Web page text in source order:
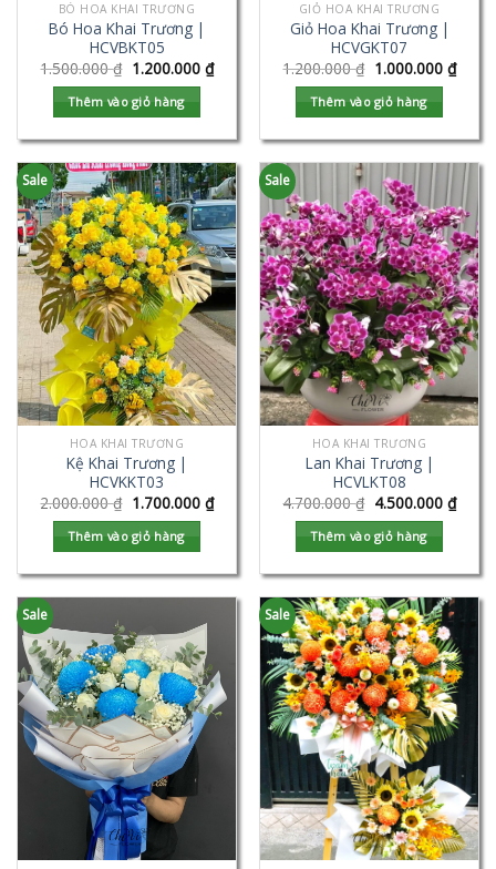
BÓ HOA KHAI TRƯƠNG
Bó Hoa Khai Trương |
HCVBKT05
1.500.000₫ 1.200.000 ₫
Thêm vào giỏ hàng
GIỎ HOA KHAI TRƯƠNG
Giỏ Hoa Khai Trương |
HCVGKT07
1.200.000₫ 1.000.000 ₫
Thêm vào giỏ hàng
Sale
HOA KHAI TRƯƠNG
Kệ Khai Trương |
HCVKKT03
2.000.000₫ 1.700.000 ₫
Thêm vào giỏ hàng
Sale
HOA KHAI TRƯƠNG
Lan Khai Trương |
HCVLKT08
4.700.000₫ 4.500.000 ₫
Thêm vào giỏ hàng
Sale Sale